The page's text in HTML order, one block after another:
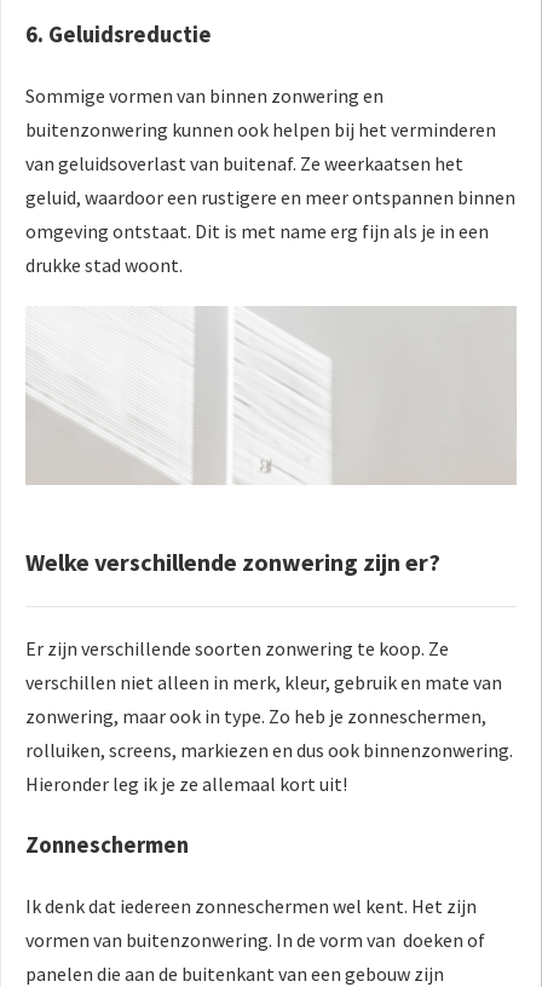
6. Geluidsreductie
Sommige vormen van binnen zonwering en
buitenzonwering kunnen ook helpen bij het verminderen
van geluidsoverlast van buitenaf. Ze weerkaatsen het
geluid, waardoor een rustigere en meer ontspannen binnen
omgeving ontstaat. Dit is met name erg fijn als je in een
drukke stad woont.
Welke verschillende zonwering zijn er?
Er zijn verschillende soorten zonwering te koop. Ze
verschillen niet alleen in merk, kleur, gebruik en mate van
zonwering, maar ook in type. Zo heb je zonneschermen,
rolluiken, screens, markiezen en dus ook binnenzonwering.
Hieronder leg ik je ze allemaal kort uit!
Zonneschermen
Ik denk dat iedereen zonneschermen wel kent. Het zijn
vormen van buitenzonwering. In de vorm van doeken of
panelen die aan de buitenkant van een gebouw zijn